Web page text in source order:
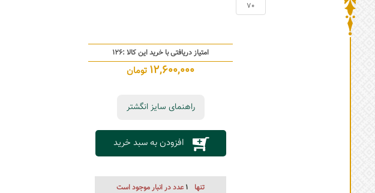
70
امتیاز دریافتی با خرید این کالا :126
12,600,000 تومان
راهنمای سایز انگشتر
افزودن به سبد خرید
تنها 1 عدد در انبار موجود است